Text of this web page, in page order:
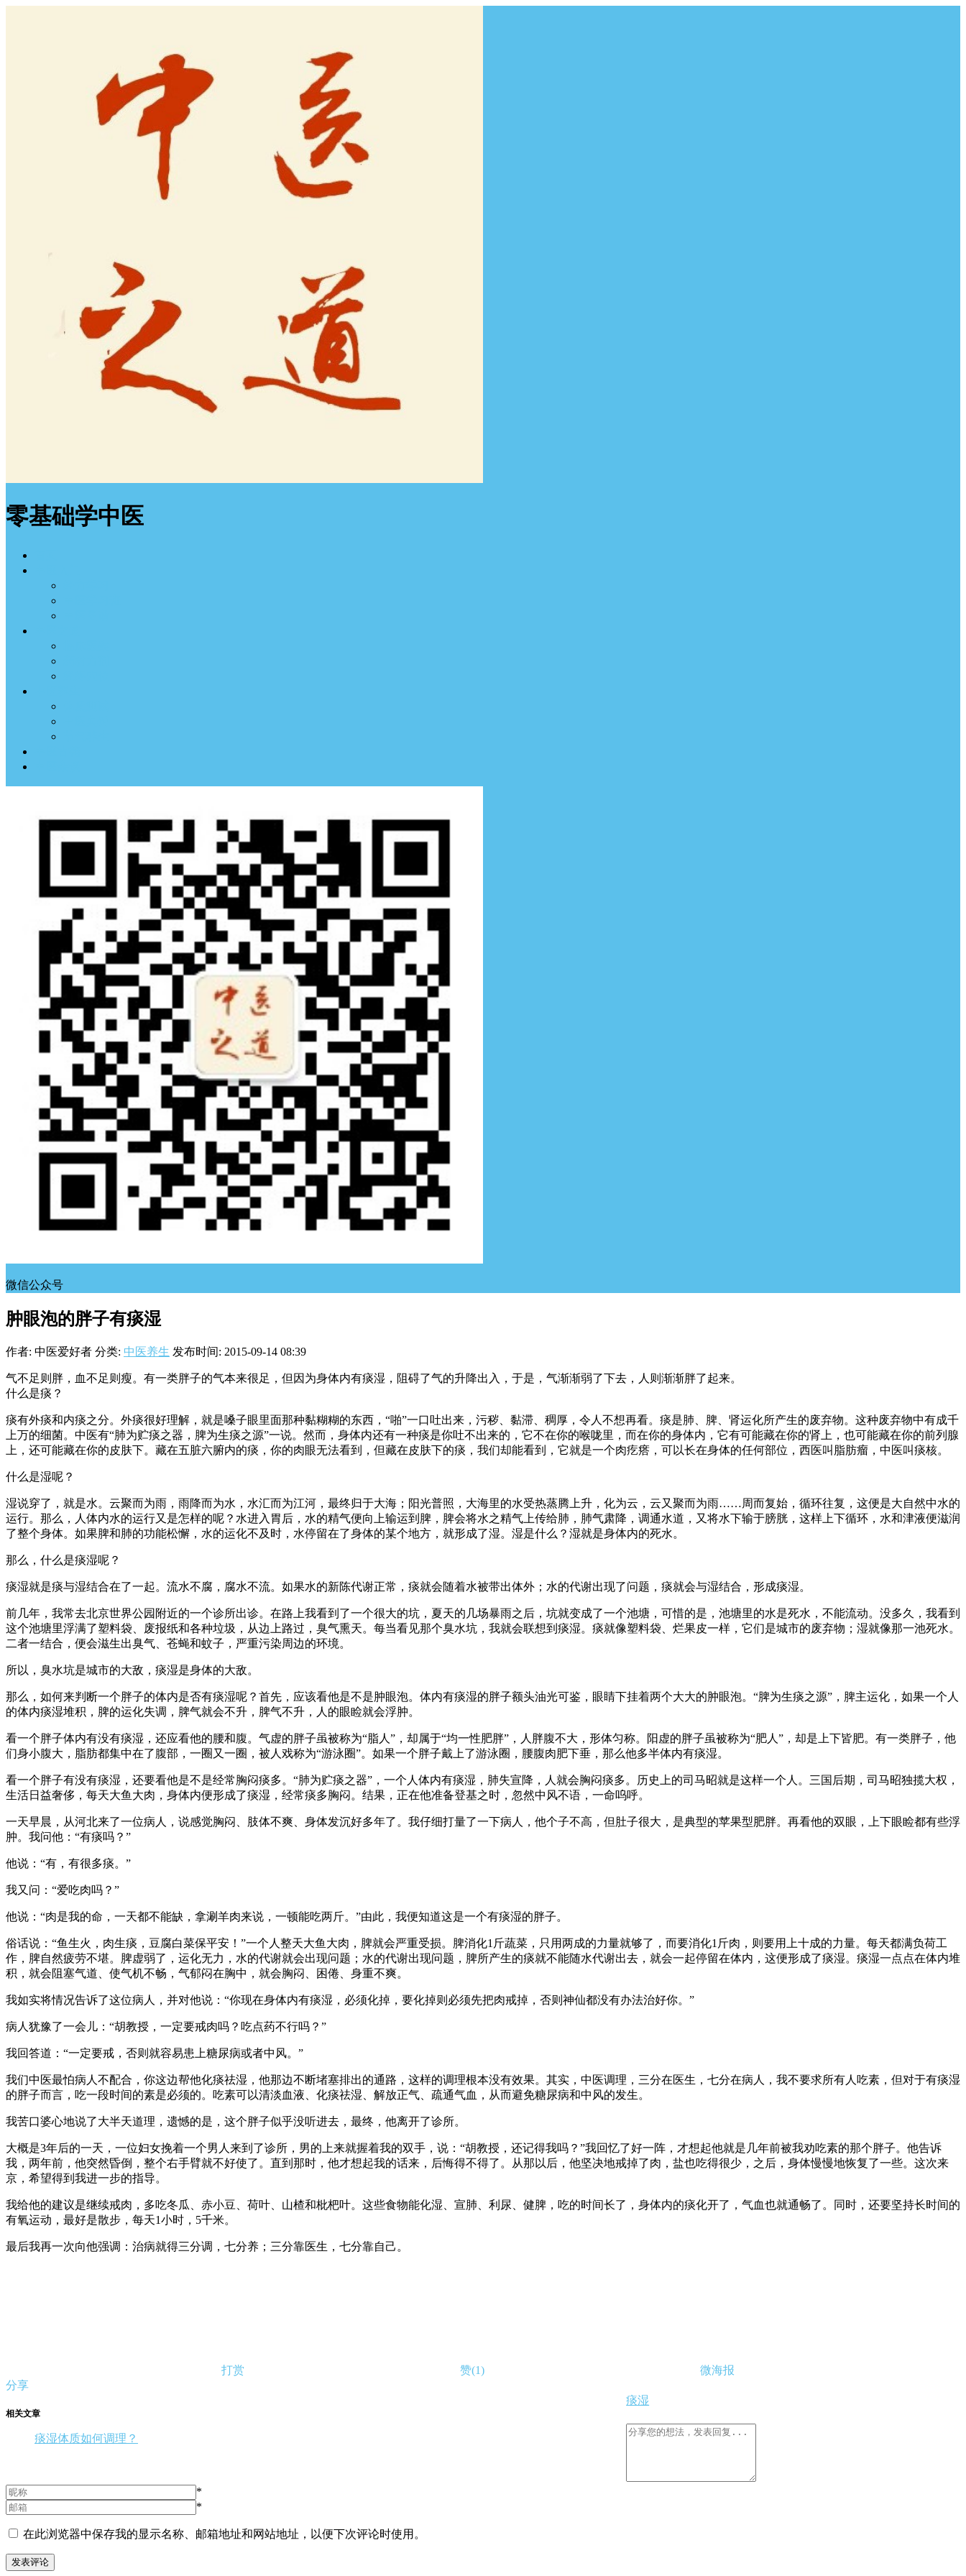
零基础学中医
微信公众号
肿眼泡的胖子有痰湿
作者: 中医爱好者 分类: 中医养生 发布时间: 2015-09-14 08:39
气不足则胖，血不足则瘦。有一类胖子的气本来很足，但因为身体内有痰湿，阻碍了气的升降出入，于是，气渐渐弱了下去，人则渐渐胖了起来。
什么是痰？
痰有外痰和内痰之分。外痰很好理解，就是嗓子眼里面那种黏糊糊的东西，“啪”一口吐出来，污秽、黏滞、稠厚，令人不想再看。痰是肺、脾、肾运化所产生的废弃物。这种废弃物中有成千
上万的细菌。中医有“肺为贮痰之器，脾为生痰之源”一说。然而，身体内还有一种痰是你吐不出来的，它不在你的喉咙里，而在你的身体内，它有可能藏在你的肾上，也可能藏在你的前列腺
上，还可能藏在你的皮肤下。藏在五脏六腑内的痰，你的肉眼无法看到，但藏在皮肤下的痰，我们却能看到，它就是一个肉疙瘩，可以长在身体的任何部位，西医叫脂肪瘤，中医叫痰核。
什么是湿呢？
湿说穿了，就是水。云聚而为雨，雨降而为水，水汇而为江河，最终归于大海；阳光普照，大海里的水受热蒸腾上升，化为云，云又聚而为雨……周而复始，循环往复，这便是大自然中水的
运行。那么，人体内水的运行又是怎样的呢？水进入胃后，水的精气便向上输运到脾，脾会将水之精气上传给肺，肺气肃降，调通水道，又将水下输于膀胱，这样上下循环，水和津液便滋润
了整个身体。如果脾和肺的功能松懈，水的运化不及时，水停留在了身体的某个地方，就形成了湿。湿是什么？湿就是身体内的死水。
那么，什么是痰湿呢？
痰湿就是痰与湿结合在了一起。流水不腐，腐水不流。如果水的新陈代谢正常，痰就会随着水被带出体外；水的代谢出现了问题，痰就会与湿结合，形成痰湿。
前几年，我常去北京世界公园附近的一个诊所出诊。在路上我看到了一个很大的坑，夏天的几场暴雨之后，坑就变成了一个池塘，可惜的是，池塘里的水是死水，不能流动。没多久，我看到
这个池塘里浮满了塑料袋、废报纸和各种垃圾，从边上路过，臭气熏天。每当看见那个臭水坑，我就会联想到痰湿。痰就像塑料袋、烂果皮一样，它们是城市的废弃物；湿就像那一池死水。
二者一结合，便会滋生出臭气、苍蝇和蚊子，严重污染周边的环境。
所以，臭水坑是城市的大敌，痰湿是身体的大敌。
那么，如何来判断一个胖子的体内是否有痰湿呢？首先，应该看他是不是肿眼泡。体内有痰湿的胖子额头油光可鉴，眼睛下挂着两个大大的肿眼泡。“脾为生痰之源”，脾主运化，如果一个人
的体内痰湿堆积，脾的运化失调，脾气就会不升，脾气不升，人的眼睑就会浮肿。
看一个胖子体内有没有痰湿，还应看他的腰和腹。气虚的胖子虽被称为“脂人”，却属于“均一性肥胖”，人胖腹不大，形体匀称。阳虚的胖子虽被称为“肥人”，却是上下皆肥。有一类胖子，他
们身小腹大，脂肪都集中在了腹部，一圈又一圈，被人戏称为“游泳圈”。如果一个胖子戴上了游泳圈，腰腹肉肥下垂，那么他多半体内有痰湿。
看一个胖子有没有痰湿，还要看他是不是经常胸闷痰多。“肺为贮痰之器”，一个人体内有痰湿，肺失宣降，人就会胸闷痰多。历史上的司马昭就是这样一个人。三国后期，司马昭独揽大权，
生活日益奢侈，每天大鱼大肉，身体内便形成了痰湿，经常痰多胸闷。结果，正在他准备登基之时，忽然中风不语，一命呜呼。
一天早晨，从河北来了一位病人，说感觉胸闷、肢体不爽、身体发沉好多年了。我仔细打量了一下病人，他个子不高，但肚子很大，是典型的苹果型肥胖。再看他的双眼，上下眼睑都有些浮
肿。我问他：“有痰吗？”
他说：“有，有很多痰。”
我又问：“爱吃肉吗？”
他说：“肉是我的命，一天都不能缺，拿涮羊肉来说，一顿能吃两斤。”由此，我便知道这是一个有痰湿的胖子。
俗话说：“鱼生火，肉生痰，豆腐白菜保平安！”一个人整天大鱼大肉，脾就会严重受损。脾消化1斤蔬菜，只用两成的力量就够了，而要消化1斤肉，则要用上十成的力量。每天都满负荷工
作，脾自然疲劳不堪。脾虚弱了，运化无力，水的代谢就会出现问题；水的代谢出现问题，脾所产生的痰就不能随水代谢出去，就会一起停留在体内，这便形成了痰湿。痰湿一点点在体内堆
积，就会阻塞气道、使气机不畅，气郁闷在胸中，就会胸闷、困倦、身重不爽。
我如实将情况告诉了这位病人，并对他说：“你现在身体内有痰湿，必须化掉，要化掉则必须先把肉戒掉，否则神仙都没有办法治好你。”
病人犹豫了一会儿：“胡教授，一定要戒肉吗？吃点药不行吗？”
我回答道：“一定要戒，否则就容易患上糖尿病或者中风。”
我们中医最怕病人不配合，你这边帮他化痰祛湿，他那边不断堵塞排出的通路，这样的调理根本没有效果。其实，中医调理，三分在医生，七分在病人，我不要求所有人吃素，但对于有痰湿
的胖子而言，吃一段时间的素是必须的。吃素可以清淡血液、化痰祛湿、解放正气、疏通气血，从而避免糖尿病和中风的发生。
我苦口婆心地说了大半天道理，遗憾的是，这个胖子似乎没听进去，最终，他离开了诊所。
大概是3年后的一天，一位妇女挽着一个男人来到了诊所，男的上来就握着我的双手，说：“胡教授，还记得我吗？”我回忆了好一阵，才想起他就是几年前被我劝吃素的那个胖子。他告诉
我，两年前，他突然昏倒，整个右手臂就不好使了。直到那时，他才想起我的话来，后悔得不得了。从那以后，他坚决地戒掉了肉，盐也吃得很少，之后，身体慢慢地恢复了一些。这次来
京，希望得到我进一步的指导。
我给他的建议是继续戒肉，多吃冬瓜、赤小豆、荷叶、山楂和枇杷叶。这些食物能化湿、宣肺、利尿、健脾，吃的时间长了，身体内的痰化开了，气血也就通畅了。同时，还要坚持长时间的
有氧运动，最好是散步，每天1小时，5千米。
最后我再一次向他强调：治病就得三分调，七分养；三分靠医生，七分靠自己。
打赏 赞(1)
微海报
分享
相关文章
痰湿体质如何调理？
痰湿
*
*
在此浏览器中保存我的显示名称、邮箱地址和网站地址，以便下次评论时使用。